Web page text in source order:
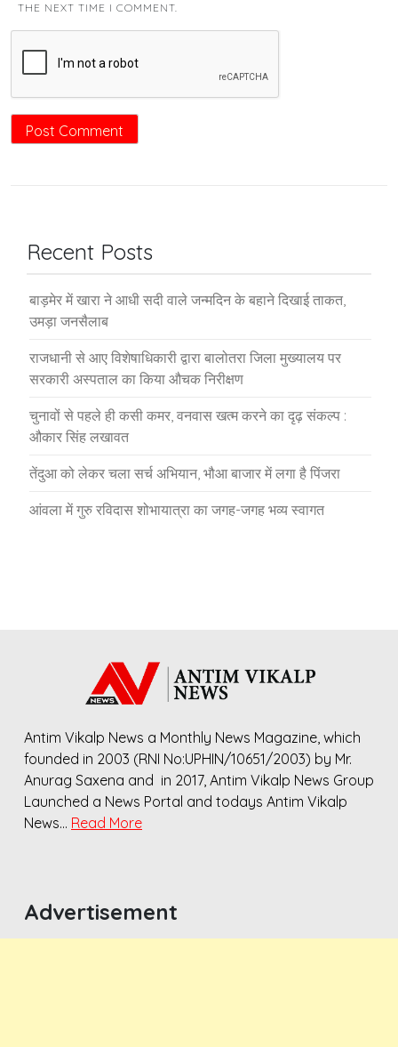
THE NEXT TIME I COMMENT.
Recent Posts
बाड़मेर में खारा ने आधी सदी वाले जन्मदिन के बहाने दिखाई ताकत,
उमड़ा जनसैलाब
राजधानी से आए विशेषाधिकारी द्वारा बालोतरा जिला मुख्यालय पर
सरकारी अस्पताल का किया औचक निरीक्षण
चुनावों से पहले ही कसी कमर, वनवास खत्म करने का दृढ़ संकल्प :
औकार सिंह लखावत
तेंदुआ को लेकर चला सर्च अभियान, भौआ बाजार में लगा है पिंजरा
आंवला में गुरु रविदास शोभायात्रा का जगह-जगह भव्य स्वागत
Antim Vikalp News a Monthly News Magazine, which
founded in 2003 (RNI No:UPHIN/10651/2003) by Mr.
Anurag Saxena and in 2017, Antim Vikalp News Group
Launched a News Portal and todays Antim Vikalp
News… Read More
Advertisement